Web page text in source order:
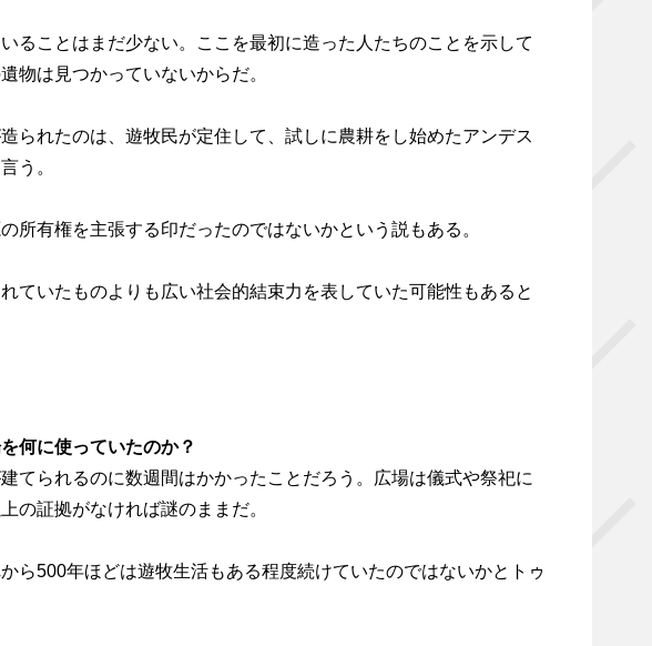
ことはまだ少ない。ここを最初に造った人たちのことを示して
物は見つかっていないからだ。
れたのは、遊牧民が定住して、試しに農耕をし始めたアンデス
う。
有権を主張する印だったのではないかという説もある。
いたものよりも広い社会的結束力を表していた可能性もあると
何に使っていたのか？
られるのに数週間はかかったことだろう。広場は儀式や祭祀に
の証拠がなければ謎のままだ。
500年ほどは遊牧生活もある程度続けていたのではないかとトゥ